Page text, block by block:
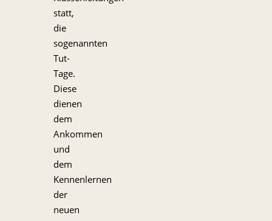
statt,
die
sogenannten
Tut-
Tage.
Diese
dienen
dem
Ankommen
und
dem
Kennenlernen
der
neuen